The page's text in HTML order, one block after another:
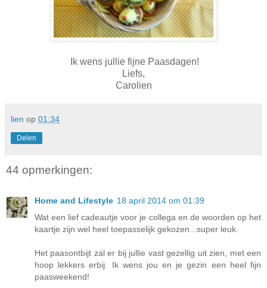
Ik wens jullie fijne Paasdagen!
Liefs,
Carolien
lien op 01:34
Delen
44 opmerkingen:
Home and Lifestyle 18 april 2014 om 01:39
Wat een lief cadeautje voor je collega en de woorden op het
kaartje zijn wel heel toepasselijk gekozen...super leuk.
Het paasontbijt zal er bij jullie vast gezellig uit zien, met een
hoop lekkers erbij. Ik wens jou en je gezin een heel fijn
paasweekend!